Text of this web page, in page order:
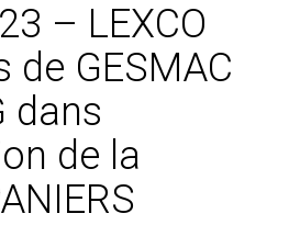
– LEXCO
de GESMAC
dans
de la